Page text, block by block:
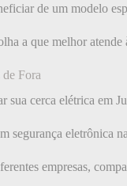
de um modelo
a que melhor atende
Fora
sua cerca elétrica em
segurança eletrônica
empresas,